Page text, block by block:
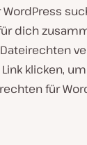
dich
klicken,
für